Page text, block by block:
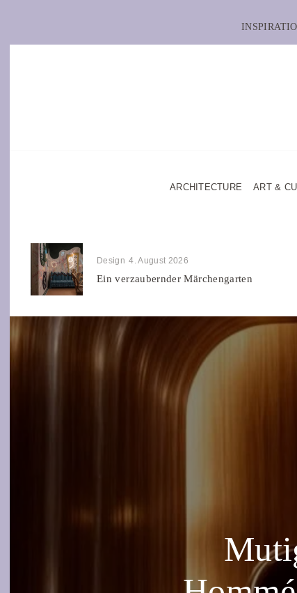
ARCHITECTURE ART &
Design 4. August 2026
Ein verzaubernder Märchengarten